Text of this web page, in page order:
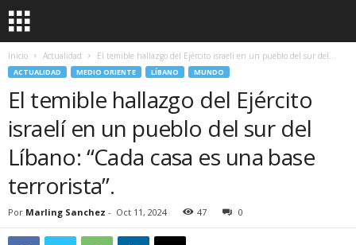
Inicio Actualidad El temible hallazgo del Ejército israelí en un pueblo del sur del...
ACTUALIDAD MEDIO ORIENTE LÍBANO MUNDO
El temible hallazgo del Ejército
israelí en un pueblo del sur del
Líbano: “Cada casa es una base
terrorista”.
Por Marling Sanchez - Oct 11, 2024 47 0